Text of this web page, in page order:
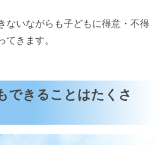
ないながらも子どもに得意・不得
きます。
できることはたくさ